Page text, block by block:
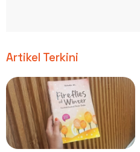
Artikel Terkini